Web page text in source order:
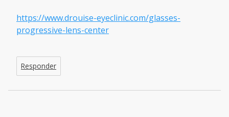
https://www.drouise-eyeclinic.com/glasses-
progressive-lens-center
Responder